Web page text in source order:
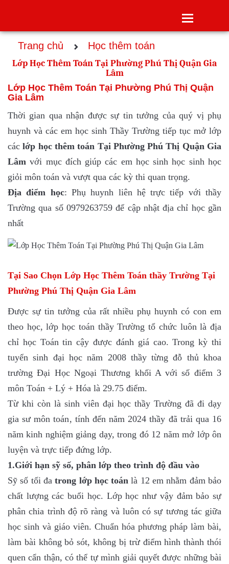
Toggle
Trang chủ
Học thêm toán
Lớp Học Thêm Toán Tại Phường Phú Thị Quận Gia
Lâm
Lớp Học Thêm Toán Tại Phường Phú Thị Quận
Gia Lâm
Thời gian qua nhận được sự tin tưởng của quý vị phụ
huynh và các em học sinh Thầy Trường tiếp tục mở lớp
cáclớp học thêm toán Tại Phường Phú Thị Quận Gia
Lâmvới mục đích giúp các em học sinh học sinh học
giỏi môn toán và vượt qua các kỳ thi quan trọng.
Địa điểm học: Phụ huynh liên hệ trực tiếp với thầy
Trường qua số 0979263759 để cập nhật địa chỉ học gần
nhất
Tại Sao Chọn Lớp Học Thêm Toán thầy Trường Tại
Phường Phú Thị Quận Gia Lâm
Được sự tin tưởng của rất nhiều phụ huynh có con em
theo học, lớp học toán thầy Trường tổ chức luôn là địa
chỉ học Toán tin cậy được đánh giá cao. Trong kỳ thi
tuyển sinh đại học năm 2008 thầy từng đỗ thủ khoa
trường Đại Học Ngoại Thương khối A với số điểm 3
môn Toán + Lý + Hóa là 29.75 điểm.
Từ khi còn là sinh viên đại học thầy Trường đã đi dạy
gia sư môn toán, tính đến năm 2024 thầy đã trải qua 16
năm kinh nghiệm giảng dạy, trong đó 12 năm mở lớp ôn
luyện và trực tiếp đứng lớp.
1.Giới hạn sỹ số, phân lớp theo trình độ đầu vào
Sỹ số tối đatrong lớp học toánlà 12 em nhằm đảm bảo
chất lượng các buổi học. Lớp học như vậy đảm bảo sự
phân chia trình độ rõ ràng và luôn có sự tương tác giữa
học sinh và giáo viên. Chuẩn hóa phương pháp làm bài,
làm bài không bỏ sót, không bị trừ điểm hình thành thói
quen cẩn thận, có thể tự mình giải quyết được những bài